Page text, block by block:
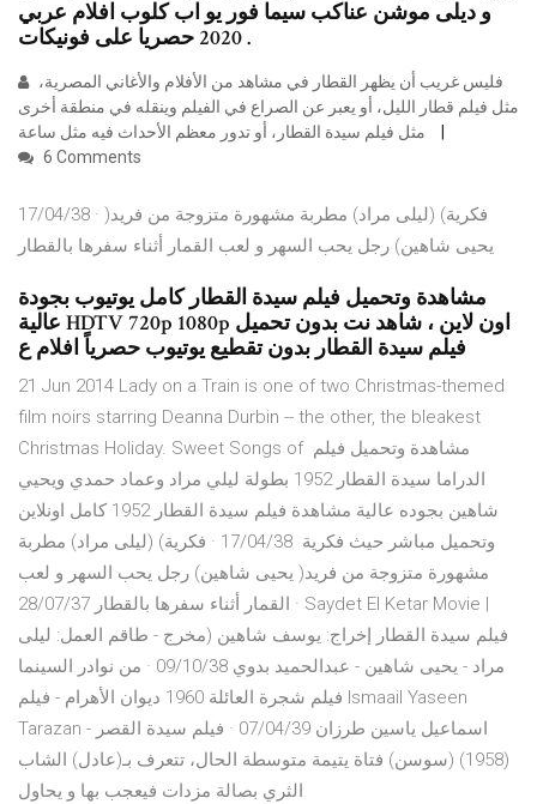
و ديلى موشن عناكب سيما فور يو اب كلوب افلام عربي
2020 حصريا على فونيكات .
مثل فيلم قطار الليل، أو يعبر عن الصراع في الفيلم وينقله في منطقة أخرى
6 Comments
17/04/38 · فكرية) (ليلى مراد) مطربة مشهورة متزوجة من فريد(
يحيى شاهين) رجل يحب السهر و لعب القمار أثناء سفرها بالقطار
مشاهدة وتحميل فيلم سيدة القطار كامل يوتيوب بجودة
عالية HDTV 720p 1080p اون لاين ، شاهد نت بدون تحميل
فيلم سيدة القطار بدون تقطيع يوتيوب حصرياً افلام ع
21 Jun 2014 Lady on a Train is one of two Christmas-themed
film noirs starring Deanna Durbin -- the other, the bleakest
Christmas Holiday. Sweet Songs of مشاهدة وتحميل فيلم
الدراما سيدة القطار 1952 بطولة ليلي مراد وعماد حمدي ويحيي
شاهين بجوده عالية مشاهدة فيلم سيدة القطار 1952 كامل اونلاين
وتحميل مباشر حيث فكرية 17/04/38 · فكرية) (ليلى مراد) مطربة
مشهورة متزوجة من فريد( يحيى شاهين) رجل يحب السهر و لعب
القمار أثناء سفرها بالقطار 28/07/37 · Saydet El Ketar Movie |
فيلم سيدة القطار ﺇﺧﺮاﺝ: يوسف شاهين (مخرج - طاقم العمل: ليلى
مراد - يحيى شاهين - عبدالحميد بدوي 09/10/38 · من نوادر السينما
فيلم شجرة العائلة 1960 ديوان الأهرام - فيلم Ismaail Yaseen
Tarazan - اسماعيل ياسين طرزان 07/04/39 · فيلم سيدة القصر
(1958) (سوسن) فتاة يتيمة متوسطة الحال، تتعرف بـ(عادل) الشاب
الثري بصالة مزدات فيعجب بها و يحاول